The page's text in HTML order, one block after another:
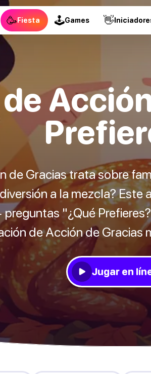
🥳Fiesta 🕹Games 👋
de Gracias trata sobre
a la mezcla?
"¿Qué
de Acción de Gracias
Jugar en